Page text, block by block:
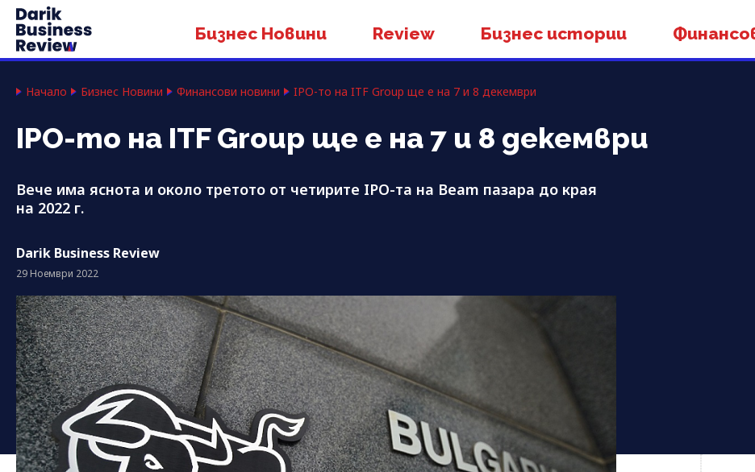
Бизнес Новини Review Бизнес истории
Начало Бизнес Новини Финансови новини IPO-то на ITF Group ще е на 7 и 8 декември
IPO-то на ITF Group ще е на 7 и 8 декември
Вече има яснота и около третото от четирите IPO-та на Beam пазара до края
на 2022 г.
Darik Business Review
29 Ноември 2022